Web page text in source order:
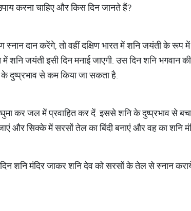
करना चाहिए और किस दिन जानते हैं?
स्नान दान करेंगे, तो वहीं दक्षिण भारत में शनि जयंती के रूप
शनि जयंती इसी दिन मनाई जाएगी. उस दिन शनि भगवान
दुष्प्रभाव से कम किया जा सकता है.
कर जल में प्रवाहित कर दें. इससे शनि के दुष्प्रभाव से
और सिक्के में सरसों तेल का बिंदी बनाएं और वह का शनि
शनि मंदिर जाकर शनि देव को सरसों के तेल से स्नान